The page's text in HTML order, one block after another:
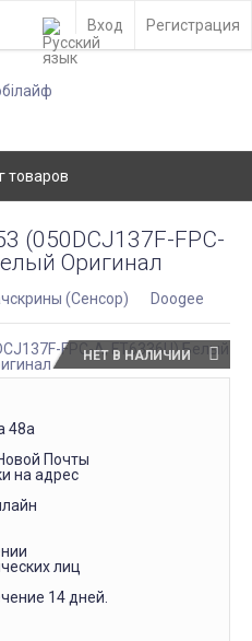
Вход Регистрация
товаров
(050DCJ137F-FPC-
Оригинал
(Сенсор) Doogee
НЕТ В НАЛИЧИИ
48а
Почты
на адрес
лиц
14 дней.